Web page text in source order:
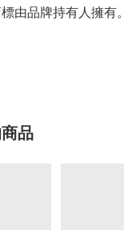
由品牌持有人擁有。
品